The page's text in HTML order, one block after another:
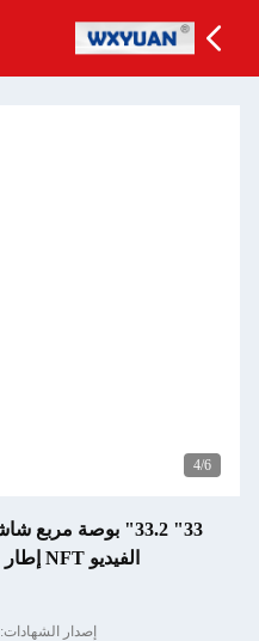
5/6
الفيديو NFT إطار صورة 1: 1 نسبة 1920 * 1920 دقة
إصدار الشهادات: CE-LVD, CE-EMC, FCC, ROHS, ISO9001